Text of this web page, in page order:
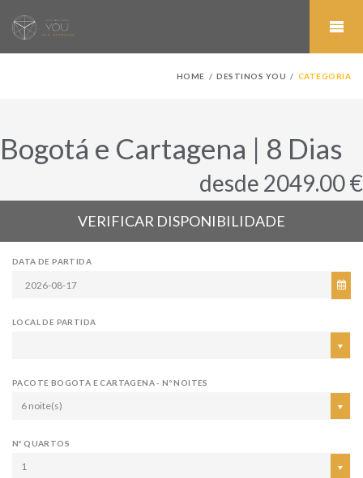
HOME DESTINOS YOU CATEGORIA
Bogotá e Cartagena | 8 Dias
desde 2049.00 €
VERIFICAR DISPONIBILIDADE
DATA DE PARTIDA
LOCAL DE PARTIDA
PACOTE BOGOTA E CARTAGENA - Nº NOITES
6 noite(s)
Nº QUARTOS
1